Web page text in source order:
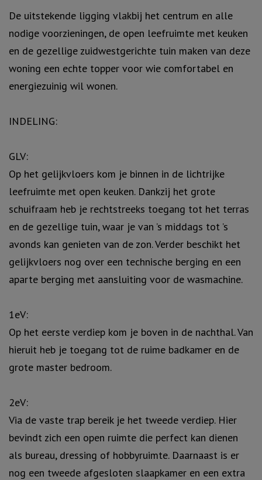
De uitstekende ligging vlakbij het centrum en alle
nodige voorzieningen, de open leefruimte met keuken
en de gezellige zuidwestgerichte tuin maken van deze
woning een echte topper voor wie comfortabel en
energiezuinig wil wonen.
INDELING:
GLV:
Op het gelijkvloers kom je binnen in de lichtrijke
leefruimte met open keuken. Dankzij het grote
schuifraam heb je rechtstreeks toegang tot het terras
en de gezellige tuin, waar je van ’s middags tot ’s
avonds kan genieten van de zon. Verder beschikt het
gelijkvloers nog over een technische berging en een
aparte berging met aansluiting voor de wasmachine.
1eV:
Op het eerste verdiep kom je boven in de nachthal. Van
hieruit heb je toegang tot de ruime badkamer en de
grote master bedroom.
2eV:
Via de vaste trap bereik je het tweede verdiep. Hier
bevindt zich een open ruimte die perfect kan dienen
als bureau, dressing of hobbyruimte. Daarnaast is er
nog een tweede afgesloten slaapkamer en een extra